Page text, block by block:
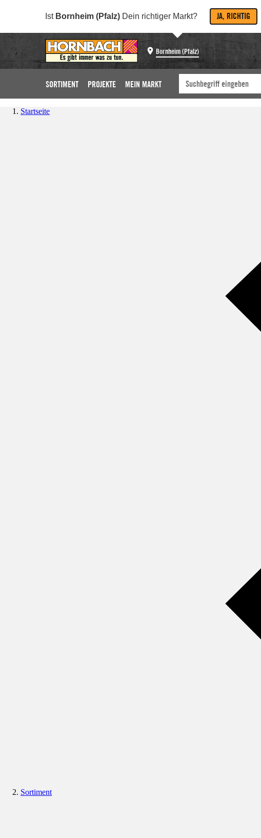
Ist Bornheim (Pfalz) Dein richtiger Markt? JA, RICHTIG
Bornheim (Pfalz)
SORTIMENT PROJEKTE MEIN MARKT
Startseite
Sortiment